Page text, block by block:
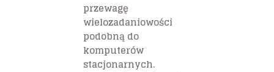
przewagę
wielozadaniowości
podobną do
komputerów
stacjonarnych.